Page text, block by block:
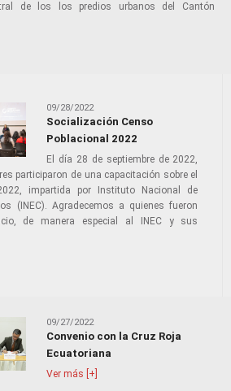
de los los predios urbanos del Cantón
09/28/2022
Socialización Censo
Poblacional 2022
El día 28 de septiembre de 2022,
participaron de una capacitación sobre el
impartida por Instituto Nacional de
(INEC). Agradecemos a quienes fueron
de manera especial al INEC y sus
09/27/2022
Convenio con la Cruz Roja
Ecuatoriana
Ver más [+]